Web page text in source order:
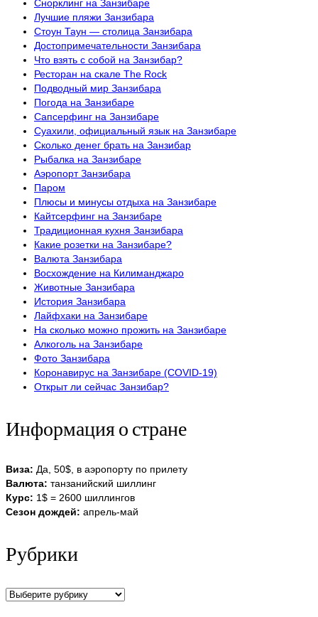
Снорклинг на Занзибаре
Лучшие пляжи Занзибара
Стоун Таун — столица Занзибара
Достопримечательности Занзибара
Что взять с собой на Занзибар?
Ресторан на скале The Rock
Подводный мир Занзибара
Погода на Занзибаре
Сапсерфинг на Занзибаре
Суахили, официальный язык на Занзибаре
Сколько денег брать на Занзибар
Рыбалка на Занзибаре
Аэропорт Занзибара
Паром
Плюсы и минусы отдыха на Занзибаре
Кайтсерфинг на Занзибаре
Традиционная кухня Занзибара
Какие розетки на Занзибаре?
Валюта Занзибара
Восхождение на Килиманджаро
Животные Занзибара
История Занзибара
Лайфхаки на Занзибаре
На сколько можно прожить на Занзибаре
Алкоголь на Занзибаре
Фото Занзибара
Коронавирус на Занзибаре (COVID-19)
Открыт ли сейчас Занзибар?
Информация о стране
Виза: Да, 50$, в аэропорту по прилету
Валюта: танзанийский шиллинг
Курс: 1$ = 2600 шиллингов
Сезон дождей: апрель-май
Рубрики
Рубрики